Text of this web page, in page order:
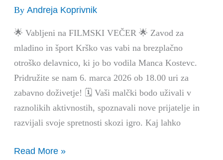
ByAndreja Koprivnik
🌟 Vabljeni na FILMSKI VEČER 🌟 Zavod za
mladino in šport Krško vas vabi na brezplačno
otroško delavnico, ki jo bo vodila Manca Kostevc.
Pridružite se nam 6. marca 2026 ob 18.00 uri za
zabavno doživetje! 🗓️ Vaši malčki bodo uživali v
raznolikih aktivnostih, spoznavali nove prijatelje in
razvijali svoje spretnosti skozi igro. Kaj lahko
Kamen:
filmski
večer
Read More »